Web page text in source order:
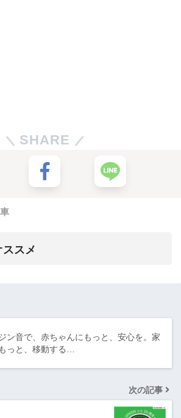
SHARE
スメ
ン音で、赤ちゃんにもっと、安心を。家
っと、移動する…
次の記事